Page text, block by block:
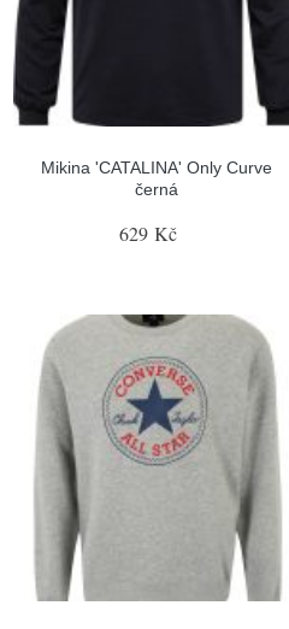
Mikina 'CATALINA' Only Curve
černá
629 Kč